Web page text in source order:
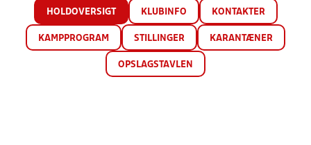
HOLDOVERSIGT KLUBINFO KONTAKTER
KAMPPROGRAM STILLINGER KARANTÆNER
OPSLAGSTAVLEN